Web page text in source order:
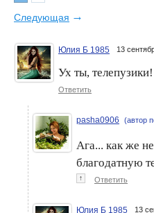
Спорт в удовольствие!
Следующая →
Юлия Б 1985 13
Ух ты, телепузики!
Ответить
pasha0906 (автор
Ага... как же
благодатную
↑ Ответить
Юлия Б 1985 13